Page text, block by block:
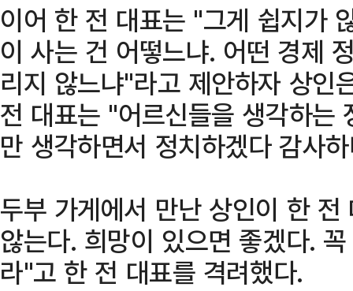
이어 한 전 대표는 "그게 쉽지가
이 사는 건 어떻느냐. 어떤 경제
리지 않느냐"라고 제안하자 상인
전 대표는 "어르신들을 생각하는
만 생각하면서 정치하겠다 감사
두부 가게에서 만난 상인이 한
않는다. 희망이 있으면 좋겠다.
라"고 한 전 대표를 격려했다.